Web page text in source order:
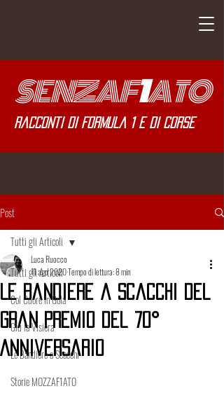
SENZAF1ATO
Racconti di Formula 1 e di corse
Post
Tutti gli Articoli
Col Cuore in Gola
Giù la Visiera
Le Bandiere a Scacchi
Storie MOZZAF1ATO
Tutti gli Articoli
Le Bandiere a Scacchi del
Gran Premio del 70°
Anniversario
Luca Ruocco
11 ago 2020Tempo di lettura: 8 min